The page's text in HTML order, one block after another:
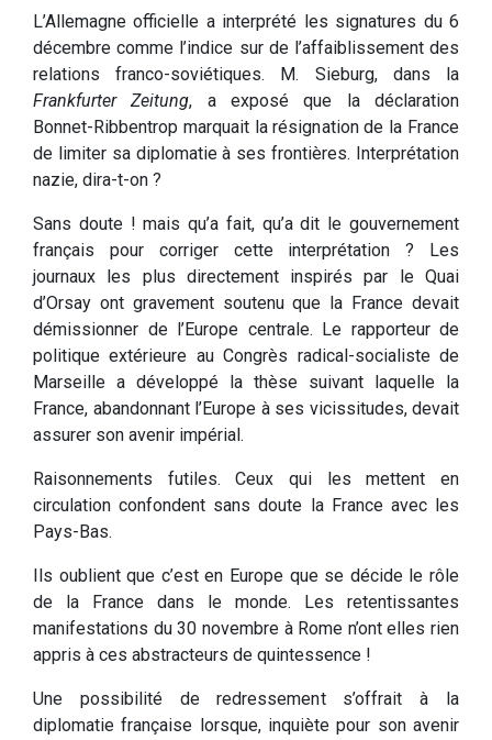
L’Allemagne officielle a interprété les signatures du 6
décembre comme l’indice sur de l’affaiblissement des
relations franco-soviétiques. M. Sieburg, dans la
Frankfurter Zeitung, a exposé que la déclaration
Bonnet-Ribbentrop marquait la résignation de la France
de limiter sa diplomatie à ses frontières. Interprétation
nazie, dira-t-on ?
Sans doute ! mais qu’a fait, qu’a dit le gouvernement
français pour corriger cette interprétation ? Les
journaux les plus directement inspirés par le Quai
d’Orsay ont gravement soutenu que la France devait
démissionner de l’Europe centrale. Le rapporteur de
politique extérieure au Congrès radical-socialiste de
Marseille a développé la thèse suivant laquelle la
France, abandonnant l’Europe à ses vicissitudes, devait
assurer son avenir impérial.
Raisonnements futiles. Ceux qui les mettent en
circulation confondent sans doute la France avec les
Pays-Bas.
Ils oublient que c’est en Europe que se décide le rôle
de la France dans le monde. Les retentissantes
manifestations du 30 novembre à Rome n’ont elles rien
appris à ces abstracteurs de quintessence !
Une possibilité de redressement s’offrait à la
diplomatie française lorsque, inquiète pour son avenir